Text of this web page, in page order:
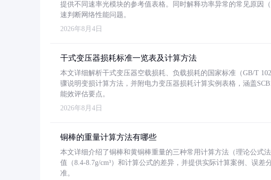
提供不同速率光模块的参考值表格。同时解释功率异常的常见原因
速判断网络性能问题。
2026年8月4日
干式变压器损耗标准一览表及计算方法
本文详细解析干式变压器空载损耗、负载损耗的国家标准（GB/T
骤说明变损计算方法，并附电力变压器损耗计算实例表格，涵盖
能效评估要点。
2026年8月4日
铜棒的重量计算方法有哪些
本文详细介绍了铜棒和黄铜棒重量的三种常用计算方法（理论公式
值（8.4-8.7g/cm³）和计算公式的差异，并提供实际计算案例、误差
准。